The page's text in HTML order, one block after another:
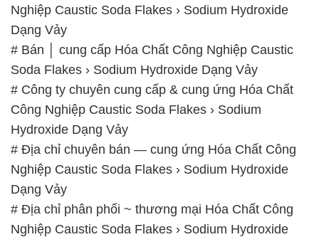
Nghiệp Caustic Soda Flakes › Sodium Hydroxide
Dạng Vảy
# Bán │ cung cấp Hóa Chất Công Nghiệp Caustic
Soda Flakes › Sodium Hydroxide Dạng Vảy
# Công ty chuyên cung cấp & cung ứng Hóa Chất
Công Nghiệp Caustic Soda Flakes › Sodium
Hydroxide Dạng Vảy
# Địa chỉ chuyên bán — cung ứng Hóa Chất Công
Nghiệp Caustic Soda Flakes › Sodium Hydroxide
Dạng Vảy
# Địa chỉ phân phối ~ thương mại Hóa Chất Công
Nghiệp Caustic Soda Flakes › Sodium Hydroxide